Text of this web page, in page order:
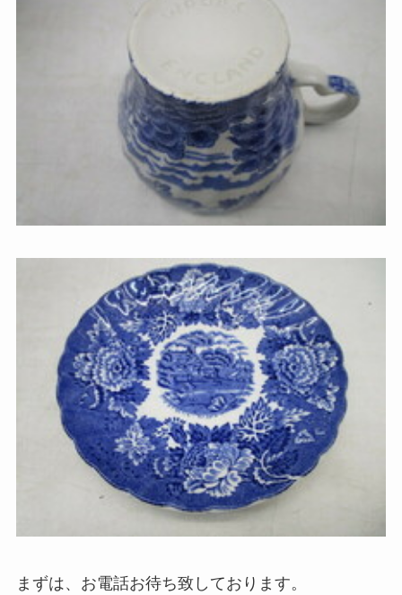
まずは、お電話お待ち致しております。